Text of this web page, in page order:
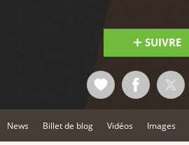
SUIVRE
News Billet de blog Vidéos Images